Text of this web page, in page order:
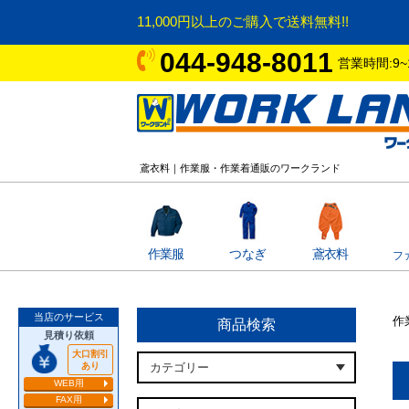
11,000円以上のご購入で送料無料!!
044-948-8011 営業時間
鳶衣料｜作業服・作業着通販のワークランド
作業服 つなぎ 鳶衣料 フ
当店のサービス
見積り依頼
大口割引
あり
WEB用
FAX用
商品検索 作